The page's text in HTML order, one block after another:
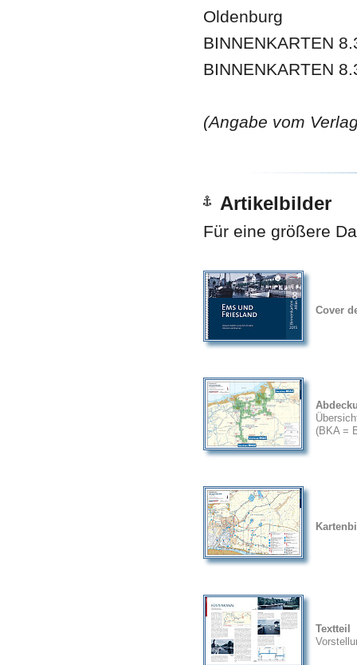
Oldenburg
BINNENKARTEN
BINNENKARTEN
(Angabe vom
Artikelbilder
Für eine größere
Cover
(BKA =
Textteil